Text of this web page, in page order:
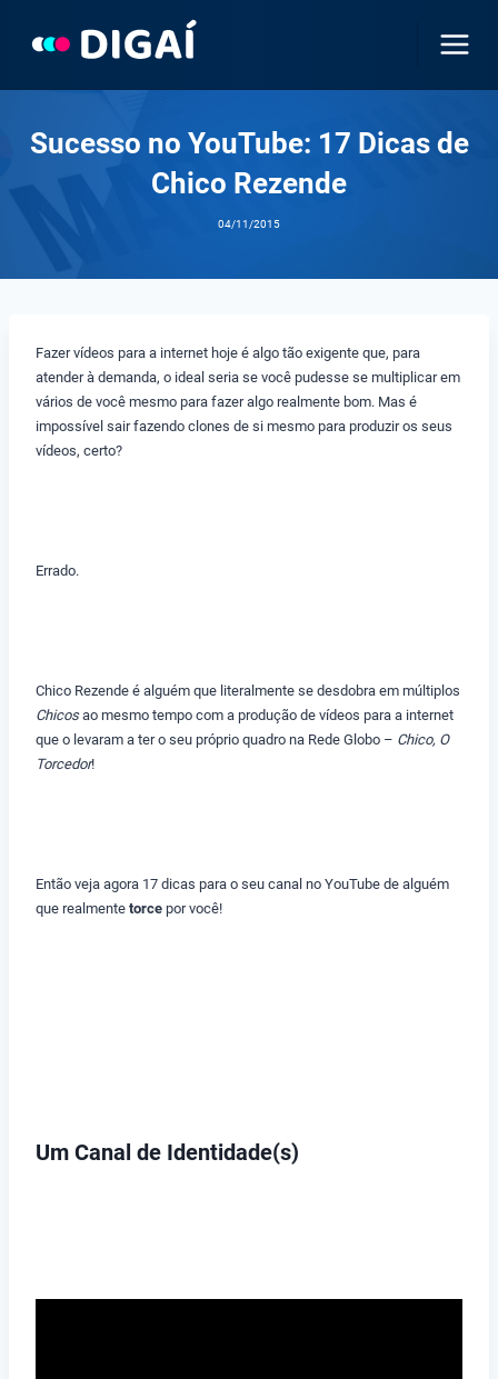
Sucesso no YouTube: 17 Dicas de
Chico Rezende
04/11/2015
Fazer vídeos para a internet hoje é algo tão exigente que, para
atender à demanda, o ideal seria se você pudesse se multiplicar em
vários de você mesmo para fazer algo realmente bom. Mas é
impossível sair fazendo clones de si mesmo para produzir os seus
vídeos, certo?
Errado.
Chico Rezende é alguém que literalmente se desdobra em múltiplos
Chicosao mesmo tempo com a produção de vídeos para a internet
que o levaram a ter o seu próprio quadro na Rede Globo – Chico, O
Torcedor!
Então veja agora 17 dicas para o seu canal no YouTube de alguém
que realmente torce por você!
Um Canal de Identidade(s)